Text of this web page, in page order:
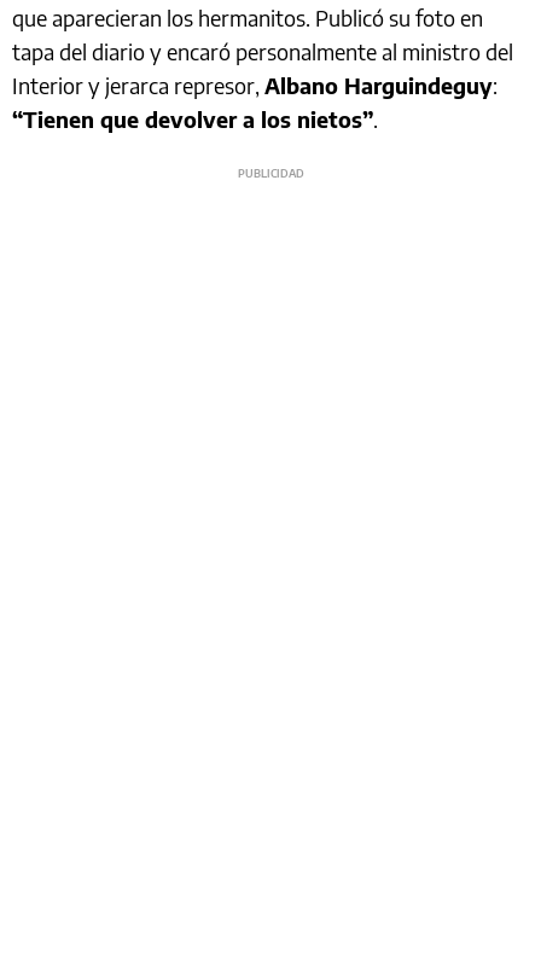
que aparecieran los hermanitos. Publicó su foto en
tapa del diario y encaró personalmente al ministro del
Interior y jerarca represor, Albano Harguindeguy:
“Tienen que devolver a los nietos”.